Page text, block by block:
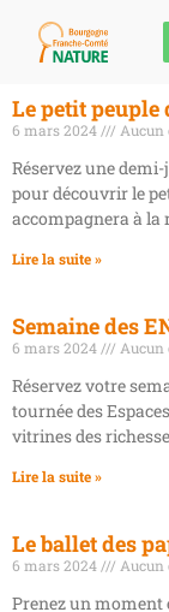
Le petit peuple
6 mars 2024
Réservez une
pour découvrir le
accompagnera à la
Lire la suite »
Semaine des
6 mars 2024
Réservez votre
tournée des
vitrines des
Lire la suite »
Le ballet des
6 mars 2024
Prenez un moment